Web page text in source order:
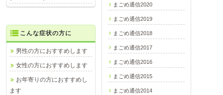
まごめ通信2020
まごめ通信2019
まごめ通信2018
まごめ通信2017
まごめ通信2016
まごめ通信2015
まごめ通信2014
こんな症状の方に
男性の方におすすめします
女性の方におすすめします
お年寄りの方におすすめし
ます